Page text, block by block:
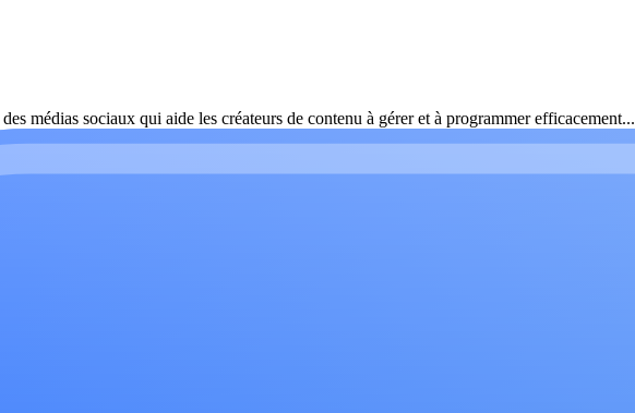
médias sociaux qui aide les créateurs de contenu à gérer et à programmer efficacement...